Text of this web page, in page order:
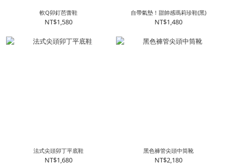
軟Q卯釘芭蕾鞋
NT$1,580
自帶氣墊！甜帥感瑪莉珍鞋(黑)
NT$1,480
法式尖頭卯丁平底鞋
NT$1,680
黑色褲管尖頭中筒靴
NT$2,180